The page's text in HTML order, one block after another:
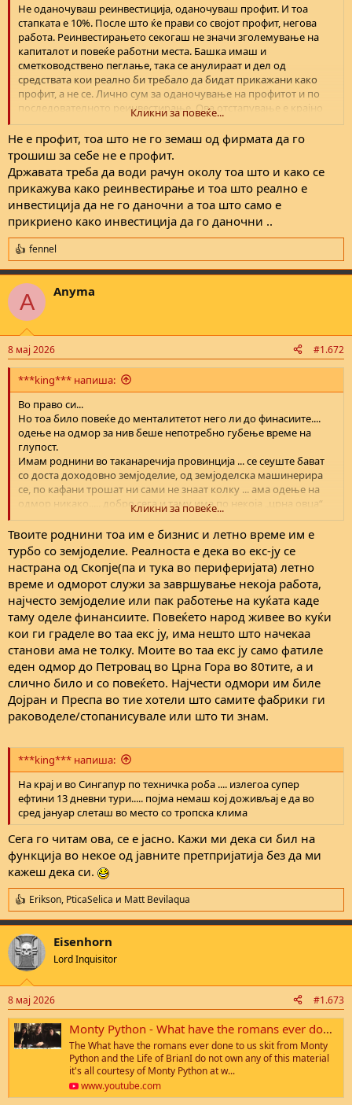
Не оданочуваш реинвестиција, оданочуваш профит. И тоа
стапката е 10%. После што ќе прави со својот профит, негова
работа. Реинвестирањето секогаш не значи зголемување на
капиталот и повеќе работни места. Башка имаш и
сметководствено пеглање, така се анулираат и дел од
средствата кои реално би требало да бидат прикажани како
профит, а не се. Лично сум за оданочување на профитот и по
последователното реинвестирање. Ова отстапување е крајно
непотребно.
Со другото се сложувам.
Кликни за повеќе...
Не е профит, тоа што не го земаш од фирмата да го
трошиш за себе не е профит.
Државата треба да води рачун околу тоа што и како се
прикажува како реинвестирање и тоа што реално е
инвестиција да не го даночни а тоа што само е
прикриено како инвестиција да го даночни ..
R
e
a
c
i
s
:
fennel
A Anyma
8 мај 2026 #1.672
***king*** напиша:
Во право си...
Но тоа било повеќе до менталитетот него ли до финасиите....
одење на одмор за нив беше непотребно губење време на
глупост.
Имам роднини во таканаречија провинција ... се сеуште бават
со доста доходовно земјоделие, од земјоделска машинерира
се, по кафани трошат ни сами не знаат колку ... ама одење на
одмор никако..... добро сега и таму има по некоја „црна овца“
па наплаќа за сите
Кликни за повеќе...
Твоите роднини тоа им е бизнис и летно време им е
турбо со земјоделие. Реалноста е дека во екс-ју се
настрана од Скопје(па и тука во периферијата) летно
време и одморот служи за завршување некоја работа,
најчесто земјоделие или пак работење на куќата каде
таму оделе финансиите. Повеќето народ живее во куќи
кои ги граделе во таа екс ју, има нешто што начекаа
станови ама не толку. Моите во таа екс ју само фатиле
еден одмор до Петровац во Црна Гора во 80тите, а и
слично било и со повеќето. Најчести одмори им биле
Дојран и Преспа во тие хотели што самите фабрики ги
раководеле/стопанисувале или што ти знам.
***king*** напиша:
На крај и во Сингапур по техничка роба .... излегоа супер
ефтини 13 дневни тури..... појма немаш кој доживљај е да во
сред јануар слеташ во место со тропска клима
Сега го читам ова, се е јасно. Кажи ми дека си бил на
функција во некое од јавните претпријатија без да ми
кажеш дека си.
R
e
a
c
t
i
s
:
Erikson, PticaSelica и Matt Bevilaqua
Eisenhorn
Lord Inquisitor
8 мај 2026 #1.673
Monty Python - What have the romans ever done for us
The What have the romans ever done to us skit from Monty
Python and the Life of BrianI do not own any of this material
it's all courtesy of Monty Python at w...
www.youtube.com